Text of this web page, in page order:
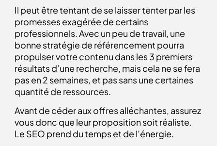
Il peut être tentant de se laisser tenter par les
promesses exagérée de certains
professionnels. Avec un peu de travail, une
bonne stratégie de référencement pourra
propulser votre contenu dans les 3 premiers
résultats d’une recherche, mais cela ne se fera
pas en 2 semaines, et pas sans une certaines
quantité de ressources.
Avant de céder aux offres alléchantes, assurez
vous donc que leur proposition soit réaliste.
Le SEO prend du temps et de l’énergie.